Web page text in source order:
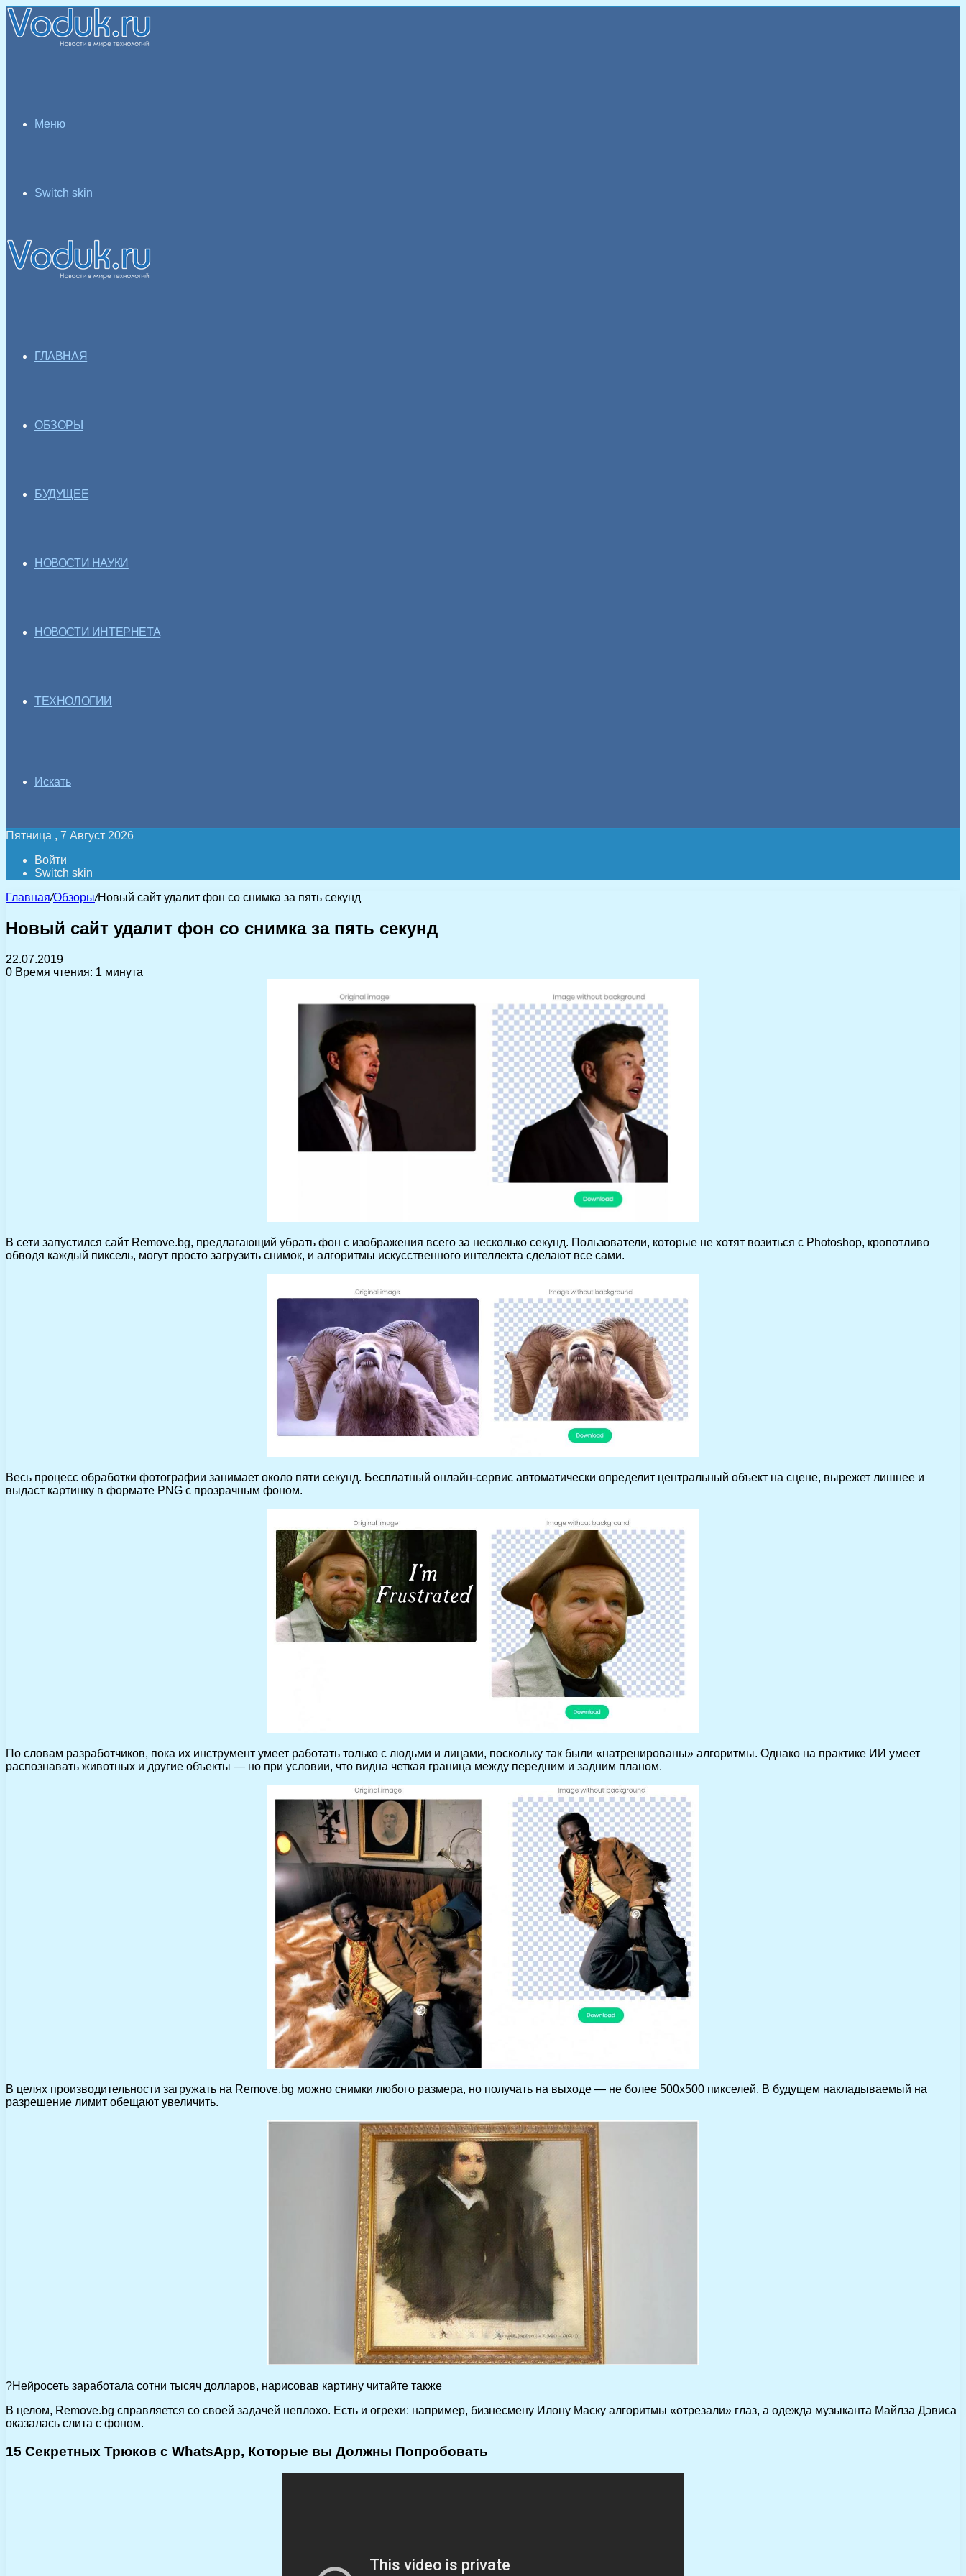
Меню
Switch skin
ГЛАВНАЯ
ОБЗОРЫ
БУДУЩЕЕ
НОВОСТИ НАУКИ
НОВОСТИ ИНТЕРНЕТА
ТЕХНОЛОГИИ
Искать
Пятница , 7 Август 2026
Войти
Switch skin
Главная/Обзоры/Новый сайт удалит фон со снимка за пять секунд
Новый сайт удалит фон со снимка за пять секунд
22.07.2019
0 Время чтения: 1 минута
В сети запустился сайт Remove.bg, предлагающий убрать фон с изображения всего за несколько секунд. Пользователи, которые не хотят возиться с Photoshop, кропотливо
обводя каждый пиксель, могут просто загрузить снимок, и алгоритмы искусственного интеллекта сделают все сами.
Весь процесс обработки фотографии занимает около пяти секунд. Бесплатный онлайн-сервис автоматически определит центральный объект на сцене, вырежет лишнее и
выдаст картинку в формате PNG с прозрачным фоном.
По словам разработчиков, пока их инструмент умеет работать только с людьми и лицами, поскольку так были «натренированы» алгоритмы. Однако на практике ИИ умеет
распознавать животных и другие объекты — но при условии, что видна четкая граница между передним и задним планом.
В целях производительности загружать на Remove.bg можно снимки любого размера, но получать на выходе — не более 500х500 пикселей. В будущем накладываемый на
разрешение лимит обещают увеличить.
?Нейросеть заработала сотни тысяч долларов, нарисовав картину читайте также
В целом, Remove.bg справляется со своей задачей неплохо. Есть и огрехи: например, бизнесмену Илону Маску алгоритмы «отрезали» глаз, а одежда музыканта Майлза Дэвиса
оказалась слита с фоном.
15 Секретных Трюков с WhatsApp, Которые вы Должны Попробовать